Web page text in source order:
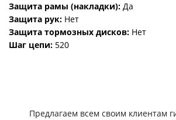
Защита рамы (накладки): Да
Защита рук: Нет
Защита тормозных дисков: Нет
Шаг цепи: 520
Предлагаем всем своим клиентам